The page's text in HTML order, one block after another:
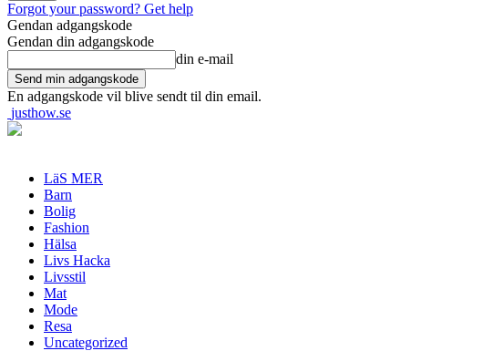
Forgot your password? Get help
Gendan adgangskode
Gendan din adgangskode
din e-mail
En adgangskode vil blive sendt til din email.
justhow.se
LäS MER
Barn
Bolig
Fashion
Hälsa
Livs Hacka
Livsstil
Mat
Mode
Resa
Uncategorized